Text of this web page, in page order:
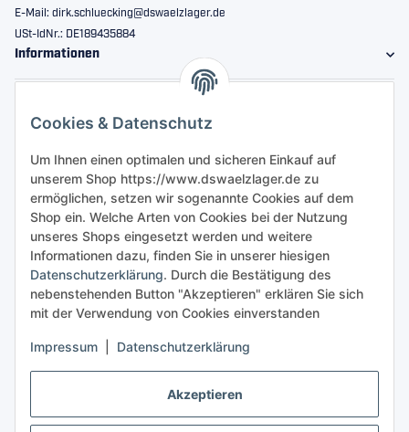
Akzeptieren
Cookies & Datenschutz
Um Ihnen einen optimalen und sicheren Einkauf auf
unserem Shop https://www.dswaelzlager.de zu
ermöglichen, setzen wir sogenannte Cookies auf dem
Shop ein. Welche Arten von Cookies bei der Nutzung
unseres Shops eingesetzt werden und weitere
Informationen dazu, finden Sie in unserer hiesigen
Datenschutzerklärung. Durch die Bestätigung des
nebenstehenden Button "Akzeptieren" erklären Sie sich
mit der Verwendung von Cookies einverstanden
Impressum Datenschutzerklärung
E-Mail: dirk.schluecking@dswaelzlager.de
USt-IdNr.: DE189435884
Informationen
Sicher bestellen